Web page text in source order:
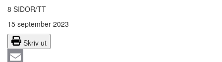
8 SIDOR/TT
15 september 2023
Skriv ut